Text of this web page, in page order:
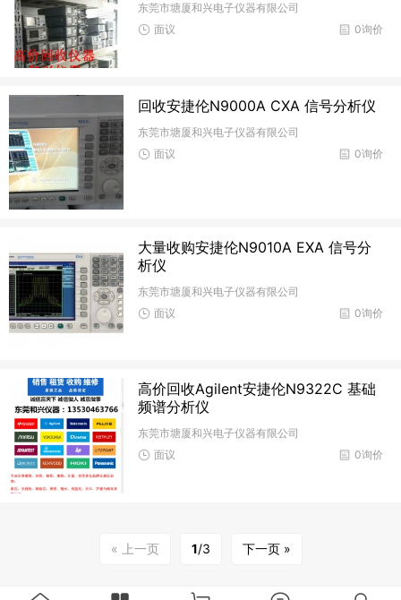
东莞市塘厦和兴电子仪器有限公司
0询价
面议
回收安捷伦N9000A CXA 信号分析仪
东莞市塘厦和兴电子仪器有限公司
0询价
面议
大量收购安捷伦N9010A EXA 信号分
析仪
东莞市塘厦和兴电子仪器有限公司
0询价
面议
高价回收Agilent安捷伦N9322C 基础
频谱分析仪
东莞市塘厦和兴电子仪器有限公司
0询价
面议
« 上一页 1/3 下一页 »